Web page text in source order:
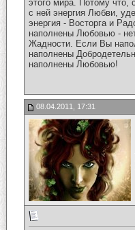
этого мира. Потому что,
с ней энергия Любви,
энергия - Восторга и
наполнены Любовью -
Жадности. Если Вы
наполнены
наполнены Любовью!
08.04.2011, 17:31